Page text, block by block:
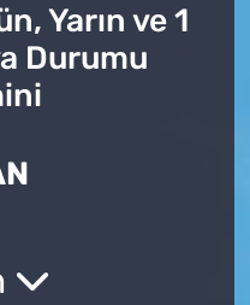
Yarın ve 1
Durumu